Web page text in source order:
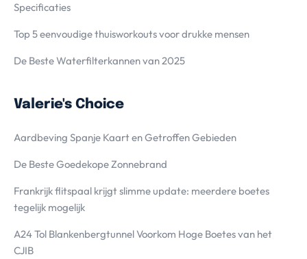
Specificaties
Top 5 eenvoudige thuisworkouts voor drukke mensen
De Beste Waterfilterkannen van 2025
Valerie's Choice
Aardbeving Spanje Kaart en Getroffen Gebieden
De Beste Goedekope Zonnebrand
Frankrijk flitspaal krijgt slimme update: meerdere boetes
tegelijk mogelijk
A24 Tol Blankenbergtunnel Voorkom Hoge Boetes van het
CJIB